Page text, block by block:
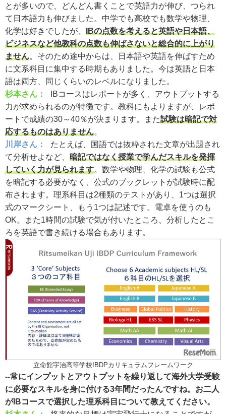
とが多いので、どんどん書くことで英語力が伸び、つられ
て日本語力も伸びました。中学でも高校でも数学や物理、
化学は好きでしたが、 IBの点数を考えると英語や日本語、
ビジネスなど他教科の点数も伸ばさないと総合的に上がり
ません。そのため途中からは、日本語や英語を伸ばすため
に文系科目に集中する時期もありました。今は英語と日本
語は両方、同じくらいのレベルになりました。
杉本さん：
IBコースはレポートが多く、アウトプットする
力が求められるのが特徴です。教科にもよりますが、レポ
ートで成績の30～40％が決まります。また試験は暗記で対
応するものはありません。
川岸さん：
たとえば、国語では抜粋された文章が出題され
て分析せよなど、 暗記ではなく授業で学んだスキルを発揮
していく力が見られます。数学や物理、化学の試験も公式
を暗記する必要がなく、公式のブックレットが試験時に配
布されます。理系科目は2種類のテストがあり、1つは選択
式のマークシート、もう1つは記述です。電卓を使うのも
OK。また1時間の試験で気が付いたところ、分析したとこ
ろを英語で書き続ける場合もあります。
立命館宇治高等学校IBDPカリキュラムフレームワーク
--常にインプットとアウトプットを繰り返して海外大学受験
に必要なスキルを身に付ける3年間だったんですね。お二人
がIBコースで選択した理系科目について教えてください。